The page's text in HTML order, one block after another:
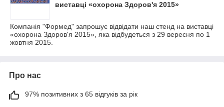
виставці «охорона Здоров'я 2015»
Компанія "Формед" запрошує відвідати наш стенд на виставці
«охорона Здоров'я 2015», яка відбудеться з 29 вересня по 1
жовтня 2015.
Про нас
97% позитивних з 65 відгуків за рік